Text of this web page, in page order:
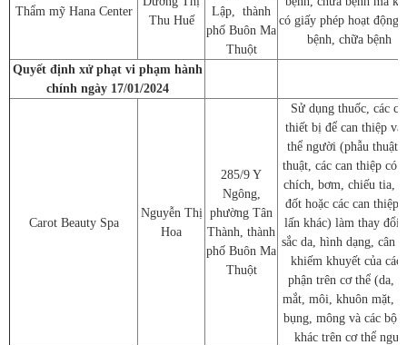
Thẩm mỹ Hana Center
Thu Huế
Lập, thành
phố Buôn Ma
Thuột
có giấy phép hoạt động
bệnh, chữa bệnh
Quyết định xử phạt vi phạm hành
chính ngày 17/01/2024
Carot Beauty Spa
Nguyễn Thị
Hoa
285/9 Y
Ngông,
phường Tân
Thành, thành
phố Buôn Ma
Thuột
Sử dụng thuốc, các
thiết bị để can thiệp
thể người (phẫu thuật,
thuật, các can thiệp có
chích, bơm, chiếu tia,
đốt hoặc các can thiệp
lấn khác) làm thay đổi
sắc da, hình dạng, cân
khiếm khuyết của các
phận trên cơ thể (da,
mắt, môi, khuôn mặt,
bụng, mông và các bộ
khác trên cơ thể